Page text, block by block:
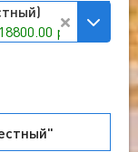
18800.00 руб